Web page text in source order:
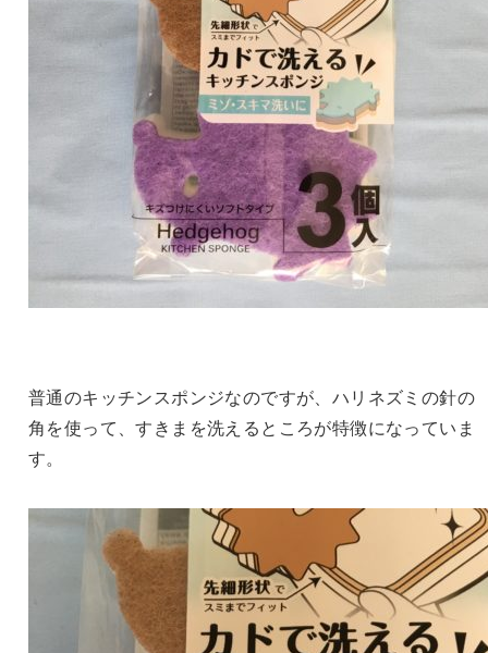
普通のキッチンスポンジなのですが、ハリネズミの針の
角を使って、すきまを洗えるところが特徴になっていま
す。